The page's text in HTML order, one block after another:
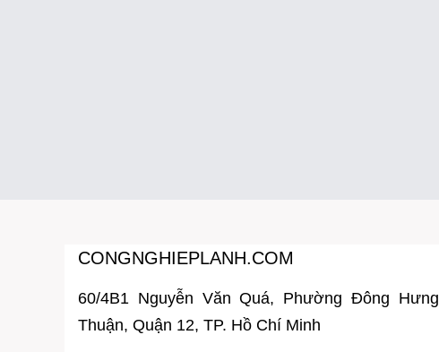
CONGNGHIEPLANH.COM
60/4B1 Nguyễn Văn Quá, Phường Đông Hưng
Thuận, Quận 12, TP. Hồ Chí Minh